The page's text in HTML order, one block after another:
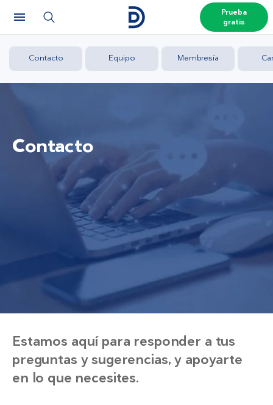
Prueba
gratis
Contacto Equipo Membresía
Contacto
Estamos aquí para responder a tus
preguntas y sugerencias, y apoyarte
en lo que necesites.